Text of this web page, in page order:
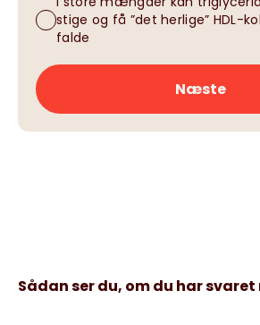
stige og få ”det herlige” HDL-
falde
Sådan ser du, om du har